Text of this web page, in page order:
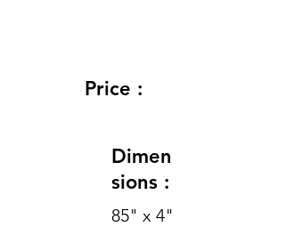
Price :
Dimen
sions :
85" x 4"